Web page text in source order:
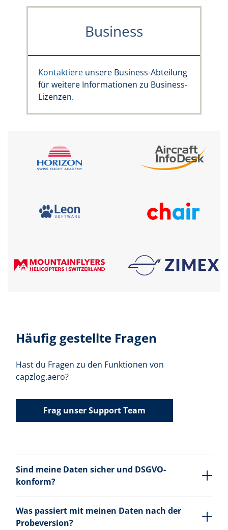
Business
Kontaktiere unsere Business-Abteilung
für weitere Informationen zu Business-
Lizenzen.
Häufig gestellte Fragen
Hast du Fragen zu den Funktionen von
capzlog.aero?
Frag unser Support Team
Sind meine Daten sicher und DSGVO-
konform?
Was passiert mit meinen Daten nach der
Probeversion?